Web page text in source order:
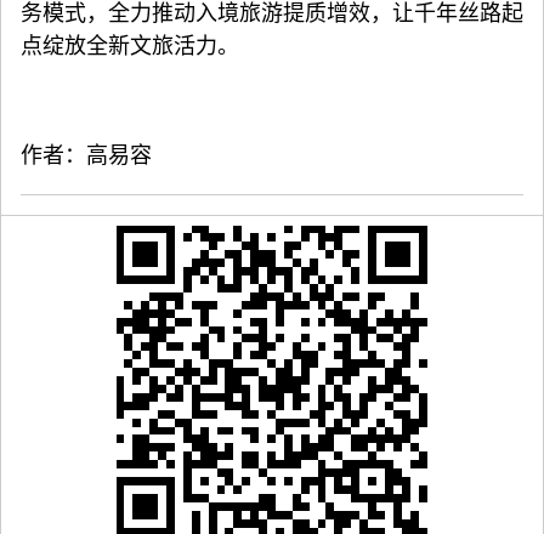
务模式，全力推动入境旅游提质增效，让千年丝路起
点绽放全新文旅活力。
作者：高易容